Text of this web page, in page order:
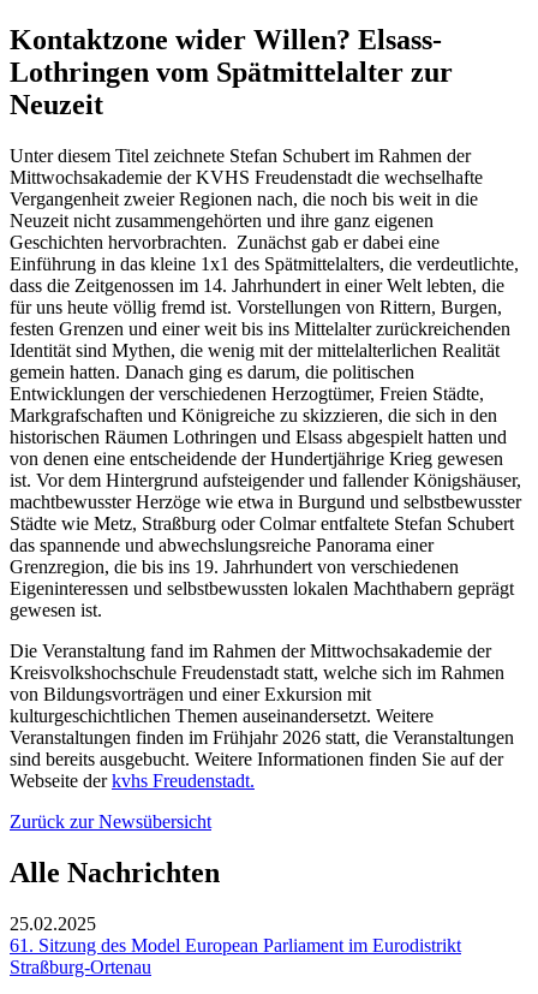
Kontaktzone wider Willen? Elsass-
Lothringen vom Spätmittelalter zur
Neuzeit
Unter diesem Titel zeichnete Stefan Schubert im Rahmen der
Mittwochsakademie der KVHS Freudenstadt die wechselhafte
Vergangenheit zweier Regionen nach, die noch bis weit in die
Neuzeit nicht zusammengehörten und ihre ganz eigenen
Geschichten hervorbrachten. Zunächst gab er dabei eine
Einführung in das kleine 1x1 des Spätmittelalters, die verdeutlichte,
dass die Zeitgenossen im 14. Jahrhundert in einer Welt lebten, die
für uns heute völlig fremd ist. Vorstellungen von Rittern, Burgen,
festen Grenzen und einer weit bis ins Mittelalter zurückreichenden
Identität sind Mythen, die wenig mit der mittelalterlichen Realität
gemein hatten. Danach ging es darum, die politischen
Entwicklungen der verschiedenen Herzogtümer, Freien Städte,
Markgrafschaften und Königreiche zu skizzieren, die sich in den
historischen Räumen Lothringen und Elsass abgespielt hatten und
von denen eine entscheidende der Hundertjährige Krieg gewesen
ist. Vor dem Hintergrund aufsteigender und fallender Königshäuser,
machtbewusster Herzöge wie etwa in Burgund und selbstbewusster
Städte wie Metz, Straßburg oder Colmar entfaltete Stefan Schubert
das spannende und abwechslungsreiche Panorama einer
Grenzregion, die bis ins 19. Jahrhundert von verschiedenen
Eigeninteressen und selbstbewussten lokalen Machthabern geprägt
gewesen ist.
Die Veranstaltung fand im Rahmen der Mittwochsakademie der
Kreisvolkshochschule Freudenstadt statt, welche sich im Rahmen
von Bildungsvorträgen und einer Exkursion mit
kulturgeschichtlichen Themen auseinandersetzt. Weitere
Veranstaltungen finden im Frühjahr 2026 statt, die Veranstaltungen
sind bereits ausgebucht. Weitere Informationen finden Sie auf der
Webseite derkvhs Freudenstadt.
Zurück zur Newsübersicht
Alle Nachrichten
25.02.2025
61. Sitzung des Model European Parliament im Eurodistrikt
Straßburg-Ortenau